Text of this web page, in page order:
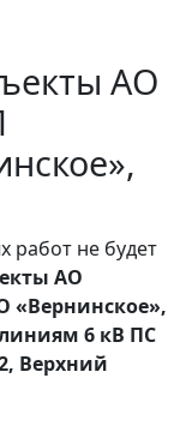
АО
работ не будет
АО
«Вернинское»,
6 кВ ПС
Верхний